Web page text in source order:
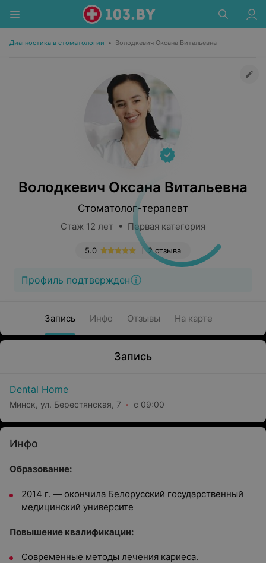
Диагностика в стоматологии • Володкевич Оксана Витальевна
Володкевич Оксана Витальевна
Стоматолог-терапевт
Стаж 12 лет • Первая категория
2 отзыва
5.0
Профиль подтвержден
Запись Инфо Отзывы На карте
Запись
Dental Home
Минск, ул. Берестянская, 7 с 09:00
Инфо
Образование:
2014 г. — окончила Белорусский государственный
медицинский университе
Повышение квалификации:
Современные методы лечения кариеса.